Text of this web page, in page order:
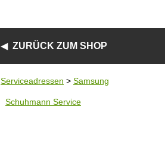
ZURÜCK ZUM SHOP
Serviceadressen > Samsung
Schuhmann Service